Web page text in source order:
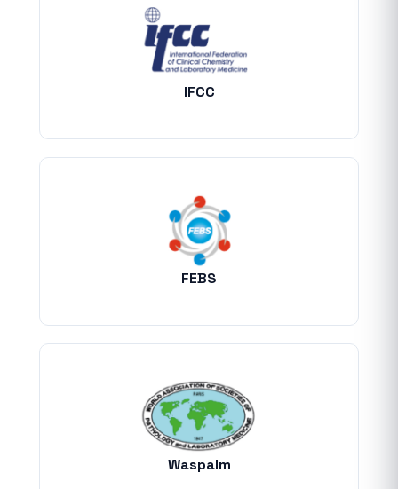
IFCC
FEBS
Waspalm